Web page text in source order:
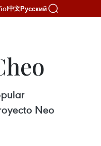
中文Русский
Neo